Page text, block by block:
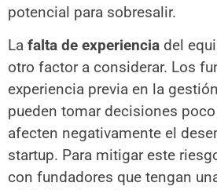
potencial para sobresalir.
La falta de experiencia del
otro factor a considerar. Los
experiencia previa en la
pueden tomar decisiones
afecten negativamente el
startup. Para mitigar este
con fundadores que tengan